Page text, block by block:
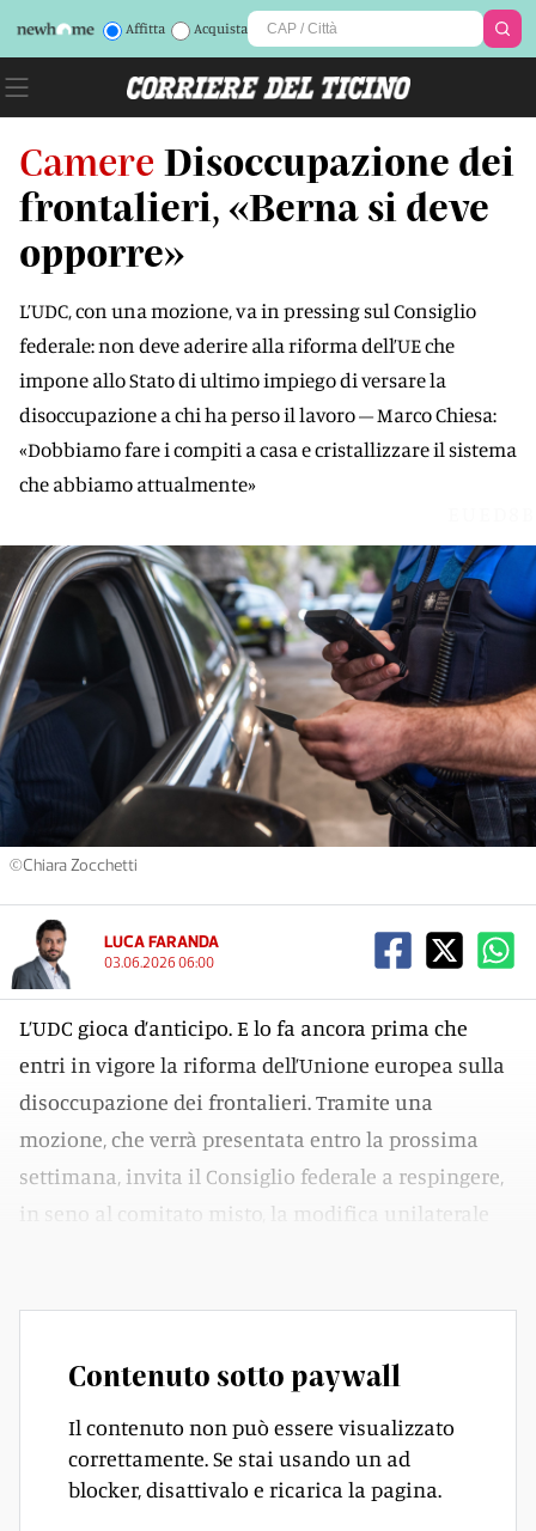
Affitta Acquista
Camere Disoccupazione dei
frontalieri, «Berna si deve
opporre»
L’UDC, con una mozione, va in pressing sul Consiglio
federale: non deve aderire alla riforma dell’UE che
impone allo Stato di ultimo impiego di versare la
disoccupazione a chi ha perso il lavoro – Marco Chiesa:
«Dobbiamo fare i compiti a casa e cristallizzare il sistema
che abbiamo attualmente»
©Chiara Zocchetti
LUCA FARANDA
03.06.2026 06:00
L’UDC gioca d’anticipo. E lo fa ancora prima che
entri in vigore la riforma dell’Unione europea sulla
disoccupazione dei frontalieri. Tramite una
mozione, che verrà presentata entro la prossima
settimana, invita il Consiglio federale a respingere,
in seno al comitato misto, la modifica unilaterale
Contenuto sotto paywall
Il contenuto non può essere visualizzato
correttamente. Se stai usando un ad
blocker, disattivalo e ricarica la pagina.